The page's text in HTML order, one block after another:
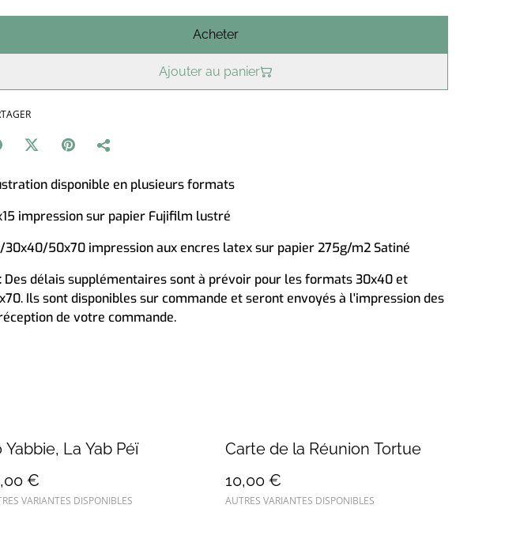
Acheter
Ajouter au panier
disponible en plusieurs formats
impression sur papier Fujifilm lustré
30x40/50x70 impression aux encres latex sur papier 275g/m2 Satiné
Des délais supplémentaires sont à prévoir pour les formats 30x40 et
Ils sont disponibles sur commande et seront envoyés à l'impression des
de votre commande.
Yabbie, La Yab Péï
€
VARIANTES DISPONIBLES
Carte de la Réunion Tortue
10,00 €
AUTRES VARIANTES DISPONIBLES